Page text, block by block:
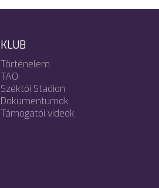
KLUB
Történelem
TAO
Széktói Stadion
Dokumentumok
Támogatói videók